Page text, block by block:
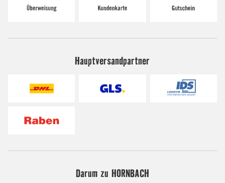
Hauptversandpartner
Darum zu HORNBACH